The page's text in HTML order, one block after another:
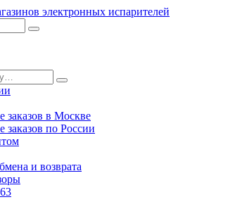
электронных испарителей
заказов в Москве
заказов по России
и возврата